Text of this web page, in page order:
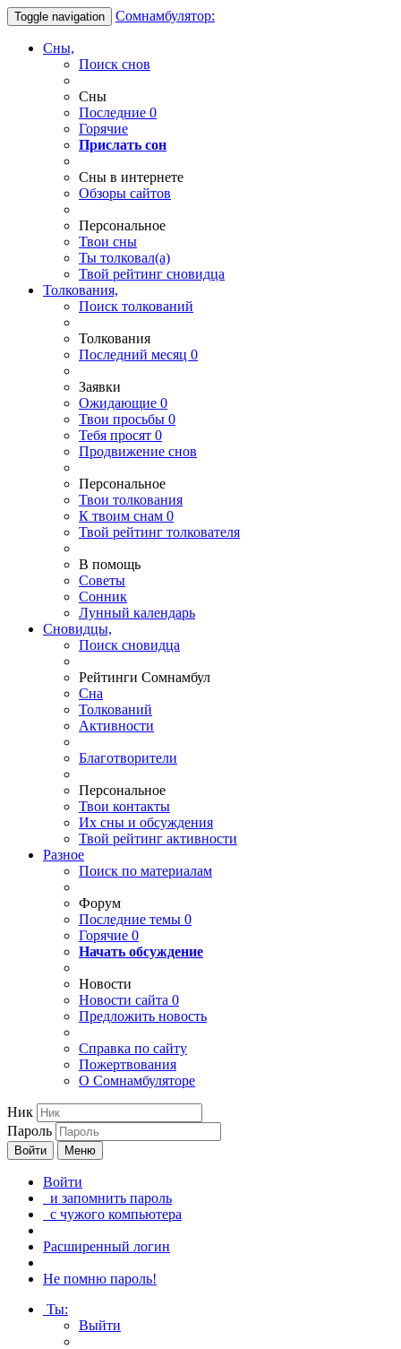
Toggle navigation Сомнамбулятор:
Сны,
Поиск снов
Сны
Последние 0
Горячие
Прислать сон
Сны в интернете
Обзоры сайтов
Персональное
Твои сны
Ты толковал(а)
Твой рейтинг сновидца
Толкования,
Поиск толкований
Толкования
Последний месяц 0
Заявки
Ожидающие 0
Твои просьбы 0
Тебя просят 0
Продвижение снов
Персональное
Твои толкования
К твоим снам 0
Твой рейтинг толкователя
В помощь
Советы
Сонник
Лунный календарь
Сновидцы,
Поиск сновидца
Рейтинги Сомнамбул
Сна
Толкований
Активности
Благотворители
Персональное
Твои контакты
Их сны и обсуждения
Твой рейтинг активности
Разное
Поиск по материалам
Форум
Последние темы 0
Горячие 0
Начать обсуждение
Новости
Новости сайта 0
Предложить новость
Справка по сайту
Пожертвования
О Сомнамбуляторе
Ник
Пароль
Войти Меню
Войти
и запомнить пароль
с чужого компьютера
Расширенный логин
Не помню пароль!
Ты:
Выйти